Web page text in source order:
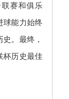
赛和俱乐
球能力始终
。最终，
杯历史最佳